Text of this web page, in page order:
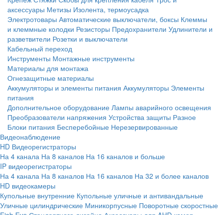
аксессуары Метизы Изолента, термоусадка
Электротовары Автоматические выключатели, боксы Клеммы
и клеммные колодки Резисторы Предохранители Удлинители и
разветвители Розетки и выключатели
Кабельный переход
Инструменты Монтажные инструменты
Материалы для монтажа
Огнезащитные материалы
Аккумуляторы и элементы питания Аккумуляторы Элементы
питания
Дополнительное оборудование Лампы аварийного освещения
Преобразователи напряжения Устройства защиты Разное
Блоки питания Бесперебойные Нерезервированные
Видеонаблюдение
HD Видеорегистраторы
На 4 канала На 8 каналов На 16 каналов и больше
IP видеорегистраторы
На 4 канала На 8 каналов На 16 каналов На 32 и более каналов
HD видеокамеры
Купольные внутренние Купольные уличные и антивандальные
Уличные цилиндрические Миникорпусные Поворотные скоростные